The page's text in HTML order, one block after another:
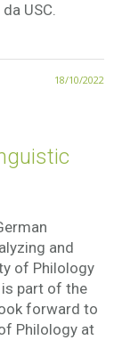
USC.
18/10/2022
and
of Philology
part of the
forward to
Philology at